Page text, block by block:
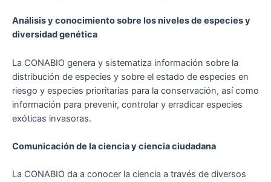
Análisis y conocimiento sobre los niveles de especies y
diversidad genética
La CONABIO genera y sistematiza información sobre la
distribución de especies y sobre el estado de especies en
riesgo y especies prioritarias para la conservación, así como
información para prevenir, controlar y erradicar especies
exóticas invasoras.
Comunicación de la ciencia y ciencia ciudadana
La CONABIO da a conocer la ciencia a través de diversos